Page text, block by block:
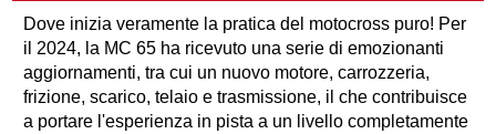
Dove inizia veramente la pratica del motocross puro! Per
il 2024, la MC 65 ha ricevuto una serie di emozionanti
aggiornamenti, tra cui un nuovo motore, carrozzeria,
frizione, scarico, telaio e trasmissione, il che contribuisce
a portare l'esperienza in pista a un livello completamente